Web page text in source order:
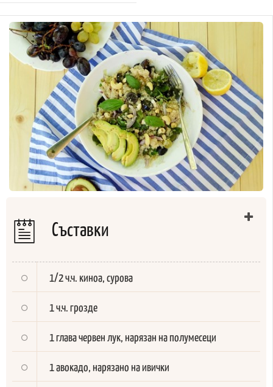
Съставки
1/2 ч.ч. киноа, сурова
1 ч.ч. грозде
1 глава червен лук, нарязан на полумесеци
1 авокадо, нарязано на ивички